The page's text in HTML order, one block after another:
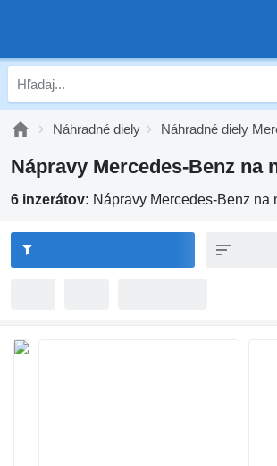
Náhradné diely Náhradné diely
Nápravy Mercedes-Benz na
6 inzerátov: Nápravy Mercedes-Benz na